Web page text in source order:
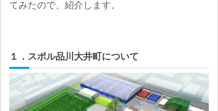
てみたので、紹介します。
１．スポル品川大井町について